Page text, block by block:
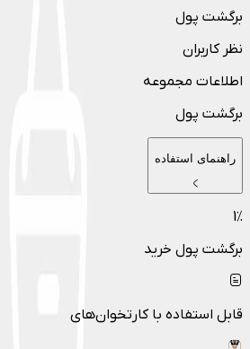
برگشت پول
نظر کاربران
اطلاعات مجموعه
برگشت پول
راهنمای استفاده
1٪
برگشت پول خرید
قابل استفاده با کارتخوان‌های